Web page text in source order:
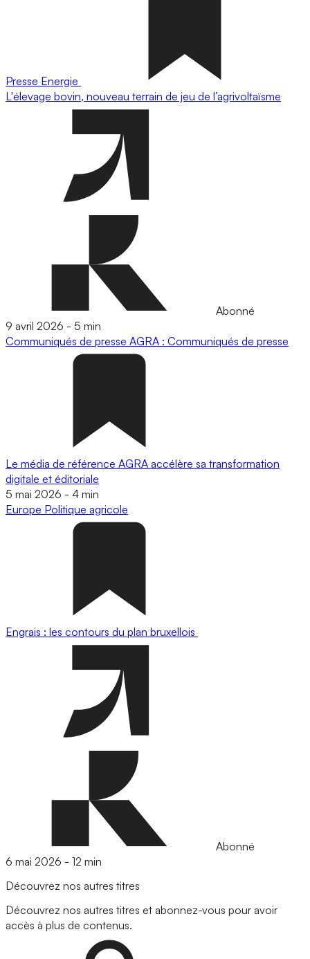
Presse Energie
L'élevage bovin, nouveau terrain de jeu de l’agrivoltaïsme
Abonné
9 avril 2026 - 5 min
Communiqués de presse AGRA : Communiqués de presse
Le média de référence AGRA accélère sa transformation
digitale et éditoriale
5 mai 2026 - 4 min
Europe Politique agricole
Engrais : les contours du plan bruxellois
Abonné
6 mai 2026 - 12 min
Découvrez nos autres titres
Découvrez nos autres titres et abonnez-vous pour avoir
accès à plus de contenus.